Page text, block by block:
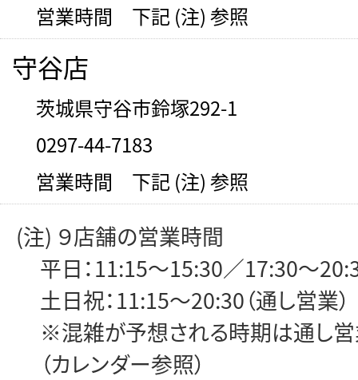
営業時間 下記 (注) 参照
守谷店
茨城県守谷市鈴塚292-1
0297-44-7183
営業時間 下記 (注) 参照
(注) ９店舗の営業時間
平日：11:15～15:30／17:30～
土日祝：11:15～20:30（通し営業）
※混雑が予想される時期は通し営
（カレンダー参照）